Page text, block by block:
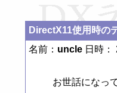
DirectX11使用時の
名前： uncle日時：
お世話になっ